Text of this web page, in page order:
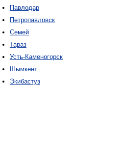
Павлодар
Петропавловск
Семей
Тараз
Усть-Каменогорск
Шымкент
Экибастуз